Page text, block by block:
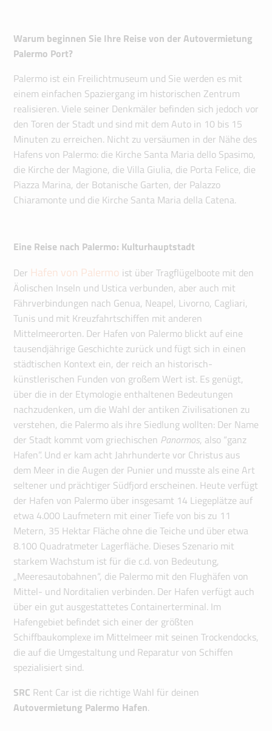
Warum beginnen Sie Ihre Reise von der Autovermietung
Palermo Port?
Palermo ist ein Freilichtmuseum und Sie werden es mit
einem einfachen Spaziergang im historischen Zentrum
realisieren. Viele seiner Denkmäler befinden sich jedoch vor
den Toren der Stadt und sind mit dem Auto in 10 bis 15
Minuten zu erreichen. Nicht zu versäumen in der Nähe des
Hafens von Palermo: die Kirche Santa Maria dello Spasimo,
die Kirche der Magione, die Villa Giulia, die Porta Felice, die
Piazza Marina, der Botanische Garten, der Palazzo
Chiaramonte und die Kirche Santa Maria della Catena.
Eine Reise nach Palermo: Kulturhauptstadt
Der Hafen von Palermo ist über Tragflügelboote mit den
Äolischen Inseln und Ustica verbunden, aber auch mit
Fährverbindungen nach Genua, Neapel, Livorno, Cagliari,
Tunis und mit Kreuzfahrtschiffen mit anderen
Mittelmeerorten. Der Hafen von Palermo blickt auf eine
tausendjährige Geschichte zurück und fügt sich in einen
städtischen Kontext ein, der reich an historisch-
künstlerischen Funden von großem Wert ist. Es genügt,
über die in der Etymologie enthaltenen Bedeutungen
nachzudenken, um die Wahl der antiken Zivilisationen zu
verstehen, die Palermo als ihre Siedlung wollten: Der Name
der Stadt kommt vom griechischen Panormos, also “ganz
Hafen”. Und er kam acht Jahrhunderte vor Christus aus
dem Meer in die Augen der Punier und musste als eine Art
seltener und prächtiger Südfjord erscheinen. Heute verfügt
der Hafen von Palermo über insgesamt 14 Liegeplätze auf
etwa 4.000 Laufmetern mit einer Tiefe von bis zu 11
Metern, 35 Hektar Fläche ohne die Teiche und über etwa
8.100 Quadratmeter Lagerfläche. Dieses Szenario mit
starkem Wachstum ist für die c.d. von Bedeutung,
„Meeresautobahnen“, die Palermo mit den Flughäfen von
Mittel- und Norditalien verbinden. Der Hafen verfügt auch
über ein gut ausgestattetes Containerterminal. Im
Hafengebiet befindet sich einer der größten
Schiffbaukomplexe im Mittelmeer mit seinen Trockendocks,
die auf die Umgestaltung und Reparatur von Schiffen
spezialisiert sind.
SRC Rent Car ist die richtige Wahl für deinen
Autovermietung Palermo Hafen.